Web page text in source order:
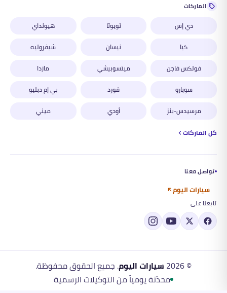
الماركات
دي إس تويوتا
هيونداي
كيا
نيسان
شيفروليه
فولكس فاجن
ميتسوبيشي
مازدا
سوبارو
فورد
بي إم دبليو
مرسيدس-بنز
أودي
ميني
كل الماركات
تواصل معنا
سيارات اليوم
تابعنا على
©
2026 سيارات اليوم. جميع الحقوق محفوظة.
محدّثة يومياً من التوكيلات الرسمية